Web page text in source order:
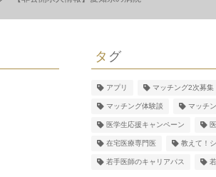
タグ
アプリ マッチング2次募集
マッチング体験談 マッチ
医学生応援キャンペーン
在宅医療専門医 教えて！
若手医師のキャリアパス